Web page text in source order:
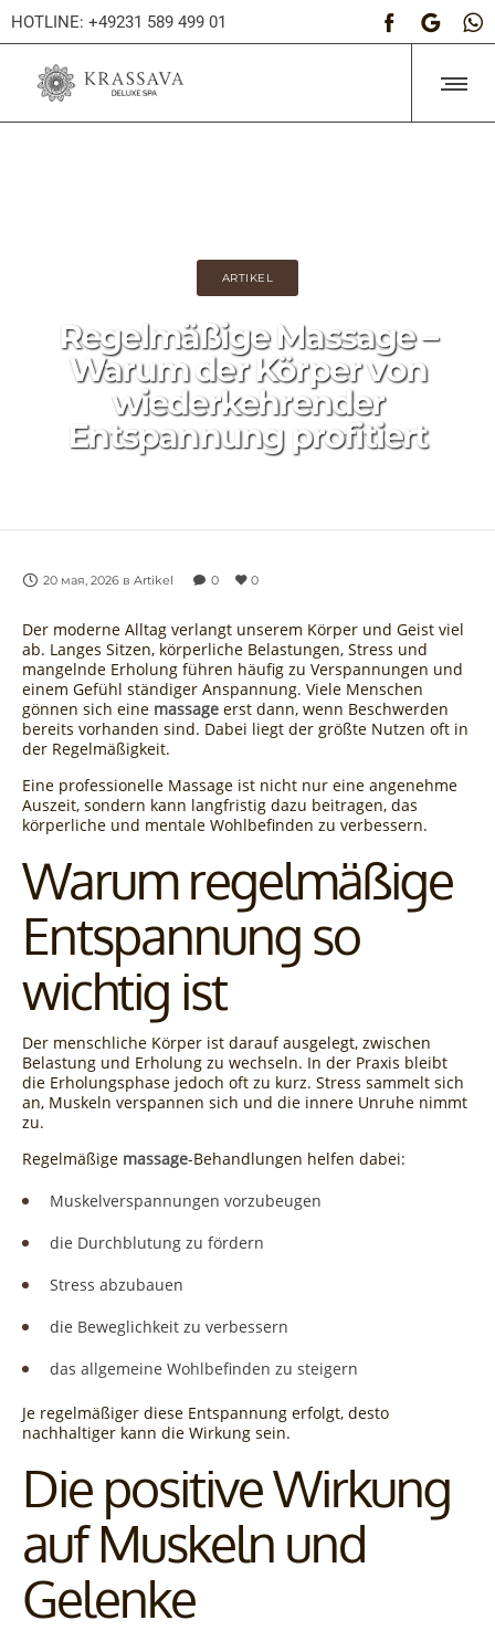
HOTLINE: +49231 589 499 01
ARTIKEL
Regelmäßige Massage –
Warum der Körper von
wiederkehrender
Entspannung profitiert
20 мая, 2026 в Artikel 0 0
Der moderne Alltag verlangt unserem Körper und Geist viel
ab. Langes Sitzen, körperliche Belastungen, Stress und
mangelnde Erholung führen häufig zu Verspannungen und
einem Gefühl ständiger Anspannung. Viele Menschen
gönnen sich eine massage erst dann, wenn Beschwerden
bereits vorhanden sind. Dabei liegt der größte Nutzen oft in
der Regelmäßigkeit.
Eine professionelle Massage ist nicht nur eine angenehme
Auszeit, sondern kann langfristig dazu beitragen, das
körperliche und mentale Wohlbefinden zu verbessern.
Warum regelmäßige
Entspannung so
wichtig ist
Der menschliche Körper ist darauf ausgelegt, zwischen
Belastung und Erholung zu wechseln. In der Praxis bleibt
die Erholungsphase jedoch oft zu kurz. Stress sammelt sich
an, Muskeln verspannen sich und die innere Unruhe nimmt
zu.
Regelmäßige massage-Behandlungen helfen dabei:
Muskelverspannungen vorzubeugen
die Durchblutung zu fördern
Stress abzubauen
die Beweglichkeit zu verbessern
das allgemeine Wohlbefinden zu steigern
Je regelmäßiger diese Entspannung erfolgt, desto
nachhaltiger kann die Wirkung sein.
Die positive Wirkung
auf Muskeln und
Gelenke